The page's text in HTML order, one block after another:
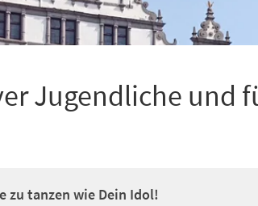
Jugendliche und
zu tanzen wie Dein Idol!